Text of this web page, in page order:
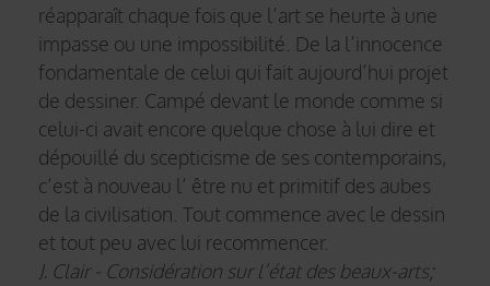
réapparaît chaque fois que l’art se heurte à une
impasse ou une impossibilité. De la l’innocence
fondamentale de celui qui fait aujourd’hui projet
de dessiner. Campé devant le monde comme si
celui-ci avait encore quelque chose à lui dire et
dépouillé du scepticisme de ses contemporains,
c’est à nouveau l’ être nu et primitif des aubes
de la civilisation. Tout commence avec le dessin
et tout peu avec lui recommencer.
J. Clair - Considération sur l’état des beaux-arts;